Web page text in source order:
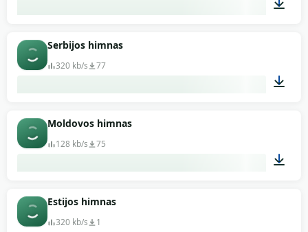
Serbijos himnas
320 kb/s 77
Moldovos himnas
128 kb/s 75
Estijos himnas
320 kb/s 1